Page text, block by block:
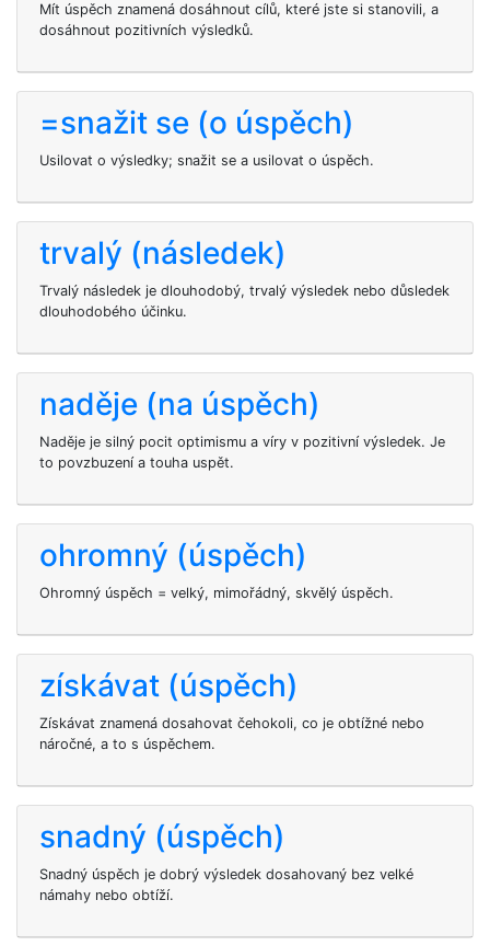
Mít úspěch znamená dosáhnout cílů, které jste si stanovili, a
dosáhnout pozitivních výsledků.
=snažit se (o úspěch)
Usilovat o výsledky; snažit se a usilovat o úspěch.
trvalý (následek)
Trvalý následek je dlouhodobý, trvalý výsledek nebo důsledek
dlouhodobého účinku.
naděje (na úspěch)
Naděje je silný pocit optimismu a víry v pozitivní výsledek. Je
to povzbuzení a touha uspět.
ohromný (úspěch)
Ohromný úspěch = velký, mimořádný, skvělý úspěch.
získávat (úspěch)
Získávat znamená dosahovat čehokoli, co je obtížné nebo
náročné, a to s úspěchem.
snadný (úspěch)
Snadný úspěch je dobrý výsledek dosahovaný bez velké
námahy nebo obtíží.